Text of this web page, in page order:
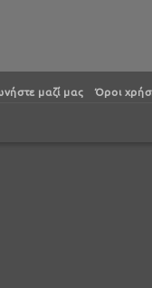
μαζί μας Όροι